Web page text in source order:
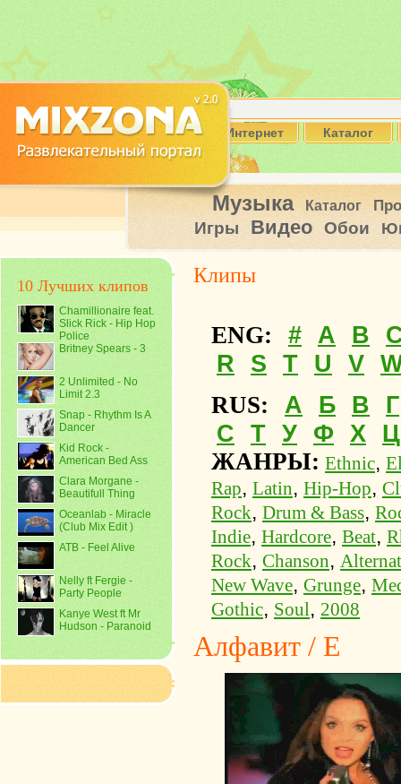
Интернет Каталог
Музыка Каталог
Игры Видео Обои
10 Лучших клипов
Chamillionaire feat.
Slick Rick - Hip Hop
Police
Britney Spears - 3
2 Unlimited - No
Limit 2.3
Snap - Rhythm Is A
Dancer
Kid Rock -
American Bed Ass
Clara Morgane -
Beautifull Thing
Oceanlab - Miracle
(Club Mix Edit )
ATB - Feel Alive
Nelly ft Fergie -
Party People
Kanye West ft Mr
Hudson - Paranoid
Клипы
ENG: # A B
R
S T U V
RUS: А Б В
Г
С
Т У Ф Х Ц
ЖАНРЫ: Ethnic,
Rap, Latin, Hip-Hop,
Rock, Drum & Bass,
Indie, Hardcore, Beat,
Rock, Chanson,
New Wave, Grunge,
Gothic, Soul, 2008
Алфавит / Е